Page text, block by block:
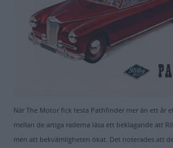
När The Motor fick testa Pathfinder mer än ett år
mellan de artiga raderna läsa ett beklagande att
men att bekvämligheten ökat. Det noterades att